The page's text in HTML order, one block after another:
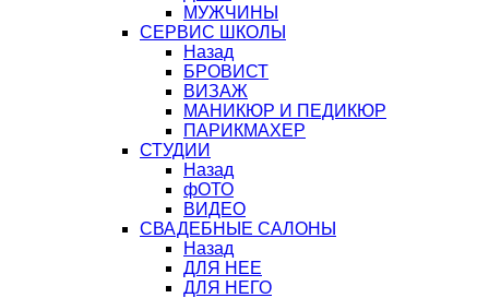
МУЖЧИНЫ
СЕРВИС ШКОЛЫ
Назад
БРОВИСТ
ВИЗАЖ
МАНИКЮР И ПЕДИКЮР
ПАРИКМАХЕР
СТУДИИ
Назад
фОТО
ВИДЕО
СВАДЕБНЫЕ САЛОНЫ
Назад
ДЛЯ НЕЕ
ДЛЯ НЕГО